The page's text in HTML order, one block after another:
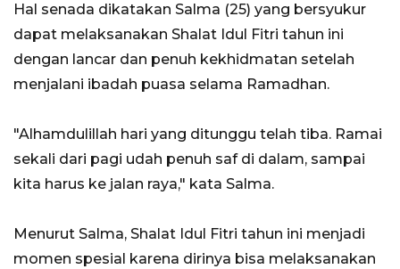
Hal senada dikatakan Salma (25) yang bersyukur
dapat melaksanakan Shalat Idul Fitri tahun ini
dengan lancar dan penuh kekhidmatan setelah
menjalani ibadah puasa selama Ramadhan.
"Alhamdulillah hari yang ditunggu telah tiba. Ramai
sekali dari pagi udah penuh saf di dalam, sampai
kita harus ke jalan raya," kata Salma.
Menurut Salma, Shalat Idul Fitri tahun ini menjadi
momen spesial karena dirinya bisa melaksanakan